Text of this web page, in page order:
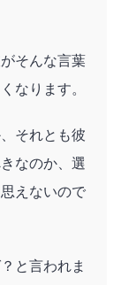
そんな言葉
なります。
それとも彼
なのか、選
えないので
と言われま